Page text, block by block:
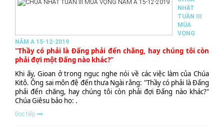
NHẬT
TUẦN III
MÙA
VỌNG
NĂM A 15-12-2019
"Thầy có phải là Đấng phải đến chăng, hay chúng tôi còn
phải đợi một Đấng nào khác?"
Khi ấy, Gioan ở trong ngục nghe nói về các việc làm của Chúa
Kitô. Ông sai môn đệ đến thưa Ngài rằng: "Thầy có phải là Đấng
phải đến chăng, hay chúng tôi còn phải đợi Đấng nào khác?"
Chúa Giêsu bảo họ: .
Đọc tiếp